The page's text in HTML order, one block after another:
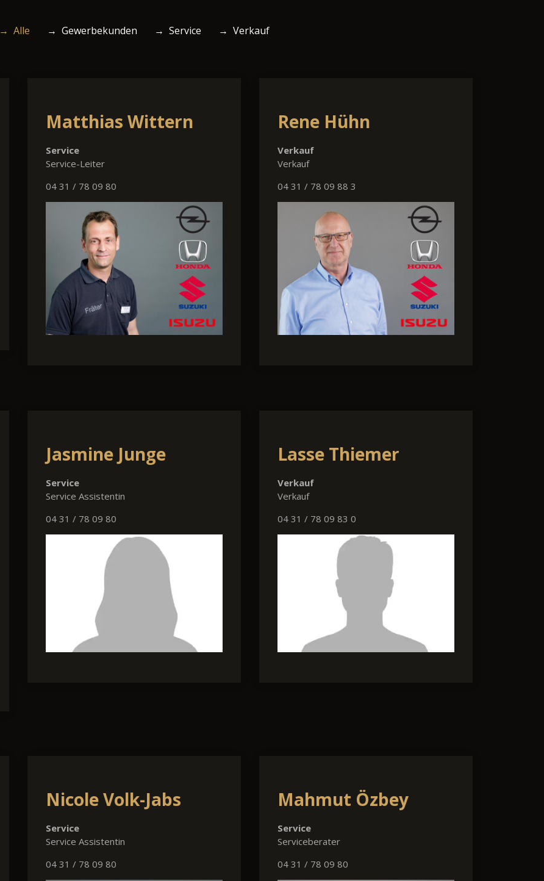
→ Alle → Gewerbekunden → Service → Verkauf
Matthias Wittern
Service
Service-Leiter
04 31 / 78 09 80
Rene Hühn
Verkauf
Verkauf
04 31 / 78 09 88 3
Jasmine Junge
Service
Service Assistentin
04 31 / 78 09 80
Lasse Thiemer
Verkauf
Verkauf
04 31 / 78 09 83 0
Nicole Volk-Jabs
Service
Service Assistentin
04 31 / 78 09 80
Mahmut Özbey
Service
Serviceberater
04 31 / 78 09 80